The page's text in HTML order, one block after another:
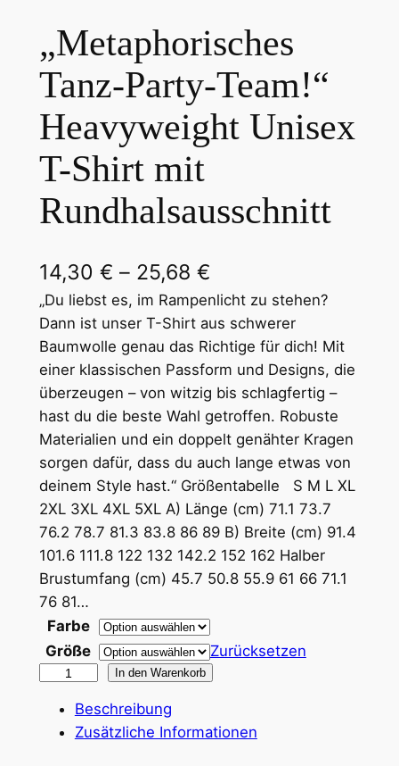
„Metaphorisches
Tanz-Party-Team!“
Heavyweight Unisex
T-Shirt mit
Rundhalsausschnitt
14,30 € – 25,68 €P
r
e
i
s
s
p
a
n
n
e
:
1
4
3
„Du liebst es, im Rampenlicht zu stehen?
Dann ist unser T-Shirt aus schwerer
Baumwolle genau das Richtige für dich! Mit
einer klassischen Passform und Designs, die
überzeugen – von witzig bis schlagfertig –
hast du die beste Wahl getroffen. Robuste
Materialien und ein doppelt genähter Kragen
sorgen dafür, dass du auch lange etwas von
deinem Style hast.“ Größentabelle S M L XL
2XL 3XL 4XL 5XL A) Länge (cm) 71.1 73.7
76.2 78.7 81.3 83.8 86 89 B) Breite (cm) 91.4
101.6 111.8 122 132 142.2 152 162 Halber
Brustumfang (cm) 45.7 50.8 55.9 61 66 71.1
76 81…
Farbe
Größe
Zurücksetzen
In den Warenkorb
Beschreibung
Zusätzliche Informationen